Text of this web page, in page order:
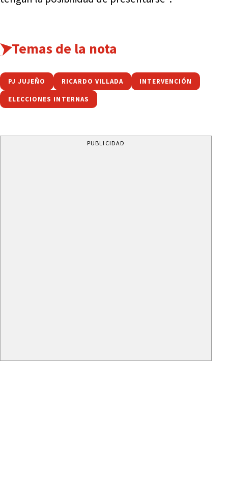
Temas de la nota
PJ JUJEÑO RICARDO VILLADA INTERVENCIÓN
ELECCIONES INTERNAS
PUBLICIDAD